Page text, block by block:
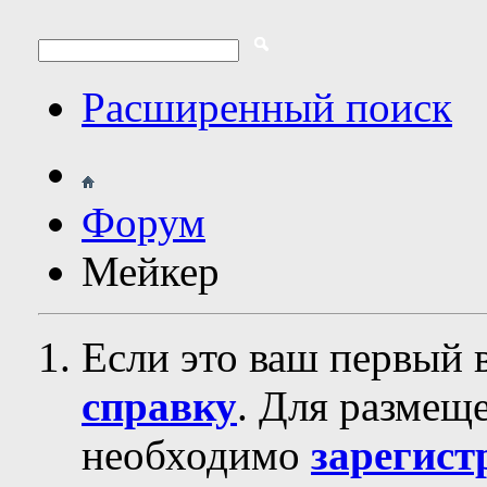
Расширенный поиск
Форум
Мейкер
Если это ваш первый
справку. Для
необходимо